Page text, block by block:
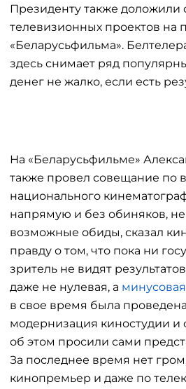
Президенту также доложили
телевизионных проектов на
«Беларусьфильма».
здесь снимает ряд
денег не жалко, если есть
На «Беларусьфильме»
также провел совещание по
национального
напрямую и без обиняков,
возможные обиды, сказал
правду о том, что пока ни
зритель не видят
даже не нулевая, а минусовая
в свое время была
модернизация киностудии и
об этом просили сами
За последнее время нет
кинопремьер и даже по